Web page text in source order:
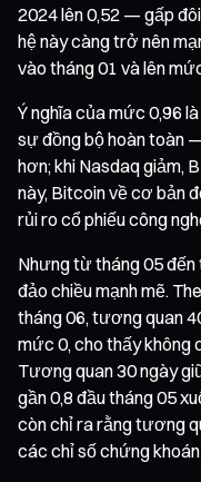
2024 lên 0,52 — gấp
hệ này càng trở nên
vào tháng 01 và lên
Ý nghĩa của mức 0,96
sự đồng bộ hoàn toàn
hơn; khi Nasdaq giảm,
này, Bitcoin về cơ bản
rủi ro cổ phiếu công
Nhưng từ tháng 05 đến
đảo chiều mạnh mẽ.
tháng 06, tương quan
mức 0, cho thấy không
Tương quan 30 ngày
gần 0,8 đầu tháng 05
còn chỉ ra rằng tương
các chỉ số chứng